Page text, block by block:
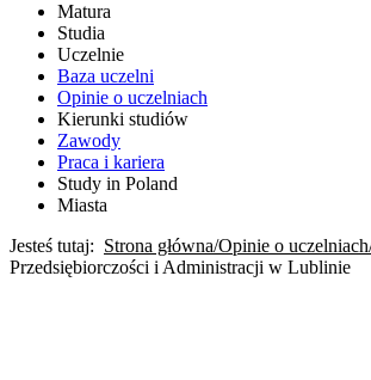
Matura
Studia
Uczelnie
Baza uczelni
Opinie o uczelniach
Kierunki studiów
Zawody
Praca i kariera
Study in Poland
Miasta
Jesteś tutaj: Strona główna Opinie o uczelniach
Przedsiębiorczości i Administracji w Lublinie